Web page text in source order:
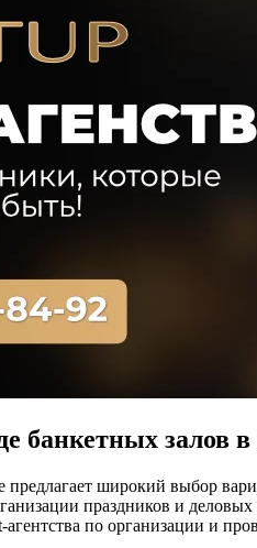
банкетных залов
предлагает широкий выбор
праздников и
по организации и